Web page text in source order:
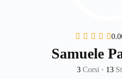
Samuele
3Corsi • 13